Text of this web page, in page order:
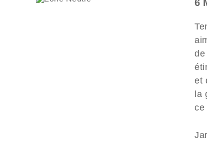
6
de
et
la
ce